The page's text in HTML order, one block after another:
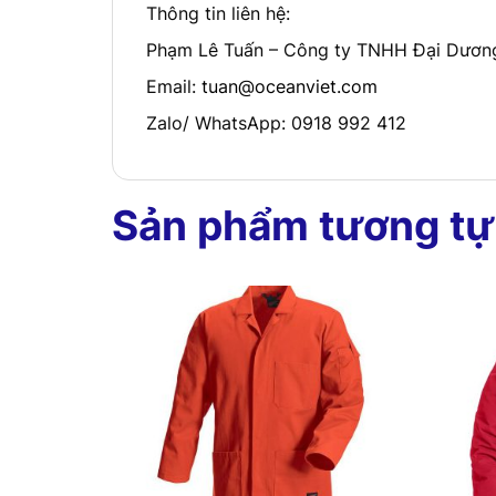
Thông tin liên hệ:
Phạm Lê Tuấn – Công ty TNHH Đại
Email: tuan@oceanviet.com
Zalo/ WhatsApp: 0918 992 412
Sản phẩm tương tự